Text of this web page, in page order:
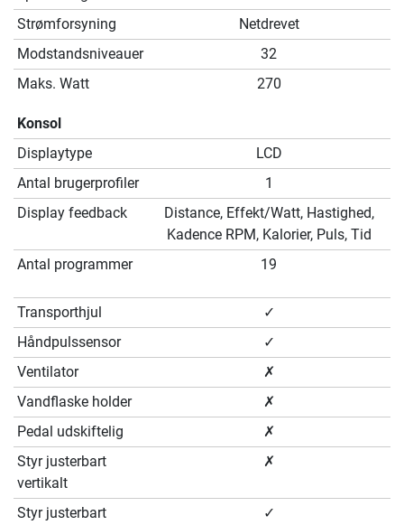
Strømforsyning
Netdrevet
Modstandsniveauer
32
Maks. Watt
270
Konsol
Displaytype
LCD
Antal brugerprofiler
1
Display feedback
Distance, Effekt/Watt, Hastighed,
Kadence RPM, Kalorier, Puls, Tid
Antal programmer
19
Transporthjul
✓
Håndpulssensor
✓
Ventilator
✗
Vandflaske holder
✗
Pedal udskiftelig
✗
Styr justerbart
vertikalt
✗
Styr justerbart
✓